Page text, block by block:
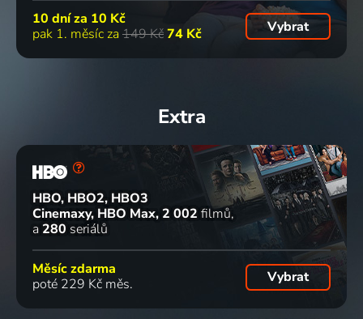
10 dní za 10 Kč
pak 1. měsíc za 149 Kč74 Kč Vybrat
Extra
HBO, HBO2, HBO3
Cinemaxy, HBO Max 2 002 filmů
a 280 seriálů
Měsíc zdarma
poté 229 Kč měs.
Vybrat